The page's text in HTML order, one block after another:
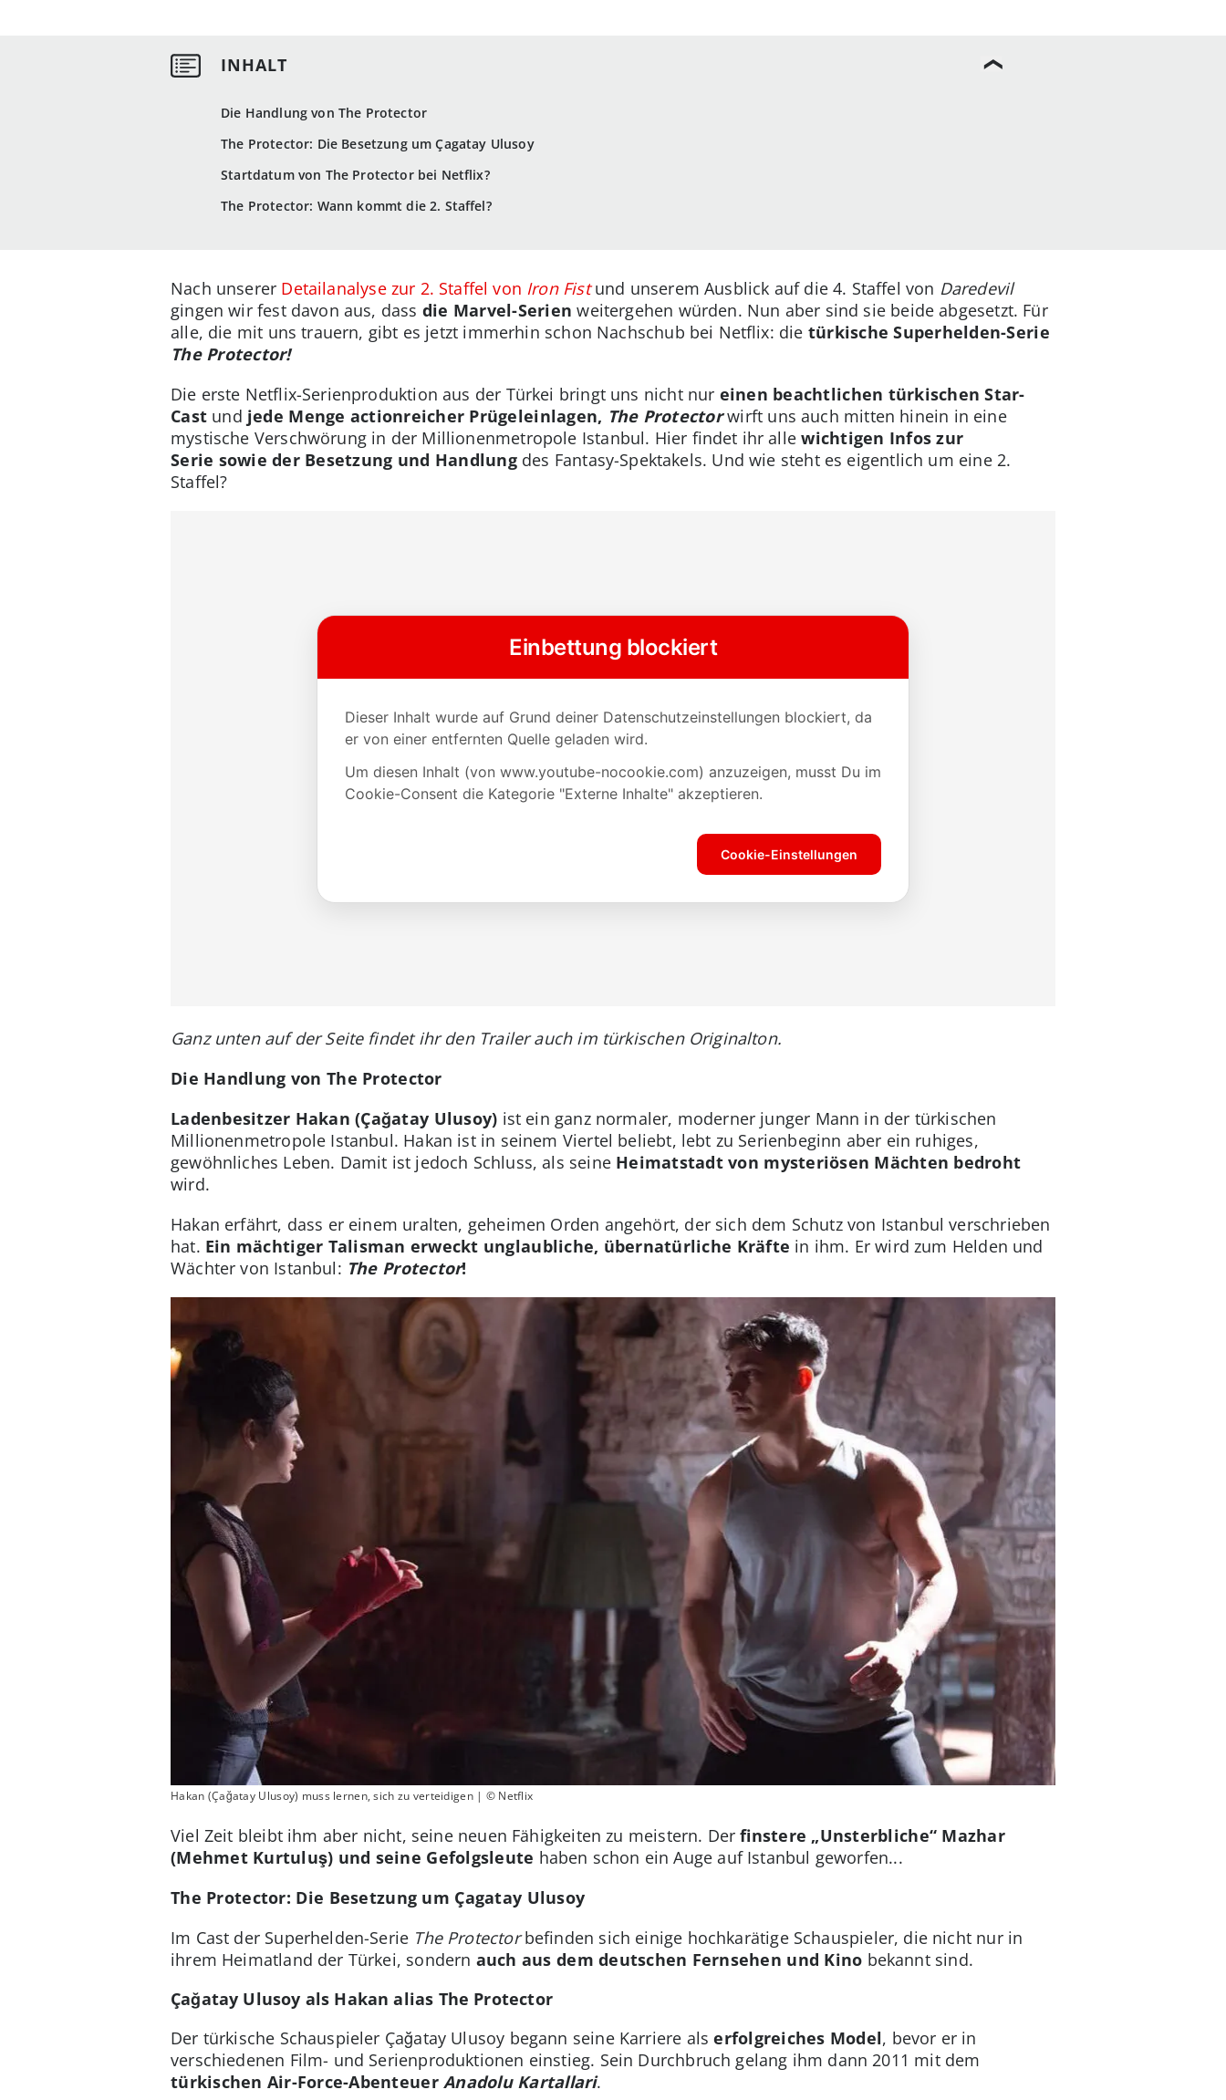
Die Handlung von The Protector
The Protector: Die Besetzung um Çagatay Ulusoy
Startdatum von The Protector bei Netflix?
The Protector: Wann kommt die 2. Staffel?
Nach unserer Detailanalyse zur 2. Staffel von Iron Fistund unserem Ausblick auf die 4. Staffel von Daredevil
gingen wir fest davon aus, dass die Marvel-Serien weitergehen würden. Nun aber sind sie beide abgesetzt. Für
alle, die mit uns trauern, gibt es jetzt immerhin schon Nachschub bei Netflix: die türkische Superhelden-Serie
The Protector!
Die erste Netflix-Serienproduktion aus der Türkei bringt uns nicht nur einen beachtlichen türkischen Star-
Cast und jede Menge actionreicher Prügeleinlagen, The Protector wirft uns auch mitten hinein in eine
mystische Verschwörung in der Millionenmetropole Istanbul. Hier findet ihr alle wichtigen Infos zur
Serie sowie der Besetzung und Handlungdes Fantasy-Spektakels. Und wie steht es eigentlich um eine 2.
Staffel?
Ganz unten auf der Seite findet ihr den Trailer auch im türkischen Originalton.
Die Handlung von The Protector
Ladenbesitzer Hakan (Çağatay Ulusoy) ist ein ganz normaler, moderner junger Mann in der türkischen
Millionenmetropole Istanbul. Hakan ist in seinem Viertel beliebt, lebt zu Serienbeginn aber ein ruhiges,
gewöhnliches Leben. Damit ist jedoch Schluss, als seine Heimatstadt von mysteriösen Mächten bedroht
wird.
Hakan erfährt, dass er einem uralten, geheimen Orden angehört, der sich dem Schutz von Istanbul verschrieben
hat. Ein mächtiger Talisman erweckt unglaubliche, übernatürliche Kräfte in ihm. Er wird zum Helden und
Wächter von Istanbul: The Protector!
Hakan (Çağatay Ulusoy) muss lernen, sich zu verteidigen | © Netflix
Viel Zeit bleibt ihm aber nicht, seine neuen Fähigkeiten zu meistern. Derfinstere „Unsterbliche“ Mazhar
(Mehmet Kurtuluş) und seine Gefolgsleute haben schon ein Auge auf Istanbul geworfen...
The Protector: Die Besetzung um Çagatay Ulusoy
Im Cast der Superhelden-Serie The Protectorbefinden sich einige hochkarätige Schauspieler, die nicht nur in
ihrem Heimatland der Türkei, sondern auch aus dem deutschen Fernsehen und Kino bekannt sind.
Çağatay Ulusoy als Hakan alias The Protector
Der türkische Schauspieler Çağatay Ulusoy begann seine Karriere alserfolgreiches Model, bevor er in
verschiedenen Film- und Serienproduktionen einstieg. Sein Durchbruch gelang ihm dann 2011 mit dem
türkischen Air-Force-AbenteuerAnadolu Kartallari.